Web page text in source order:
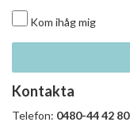
Kom ihåg mig
Kontakta
Telefon: 0480-44 42 80